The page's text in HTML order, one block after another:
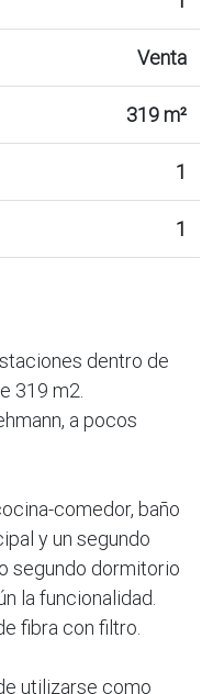
Venta
319 m²
1
1
dentro de
319 m2.
a pocos
comedor, baño
y un segundo
segundo dormitorio
la funcionalidad.
fibra con filtro.
utilizarse como